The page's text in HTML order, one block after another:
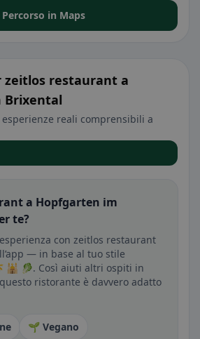
Percorso in Maps
zeitlos restaurant a
Brixental
reali comprensibili a
a Hopfgarten im
te?
con zeitlos restaurant
— in base al tuo stile
🕌 🥬. Così aiuti altri ospiti in
ristorante è davvero adatto
🌱 Vegano